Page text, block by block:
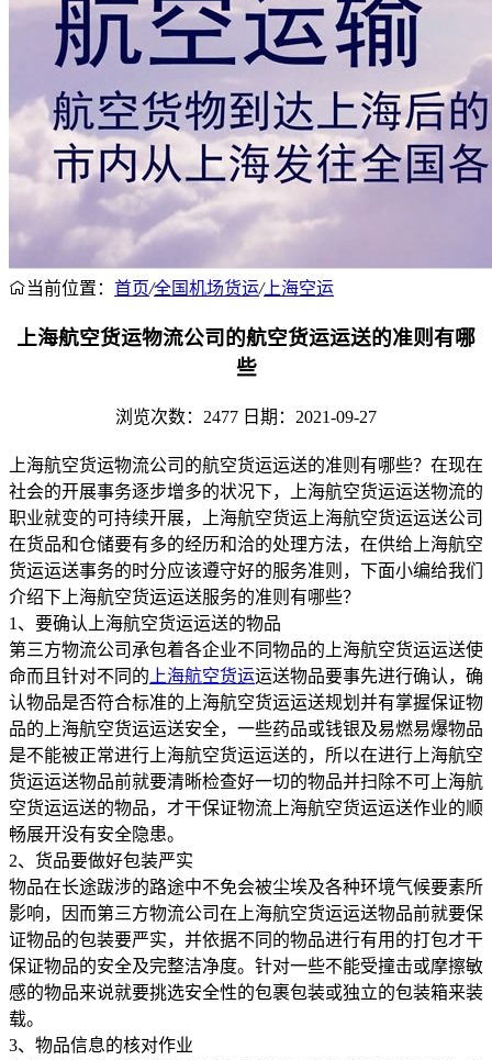
当前位置： 首页/全国机场货运/上海空运
上海航空货运物流公司的航空货运运送的准则有哪
些
浏览次数：2477 日期：2021-09-27
上海航空货运物流公司的航空货运运送的准则有哪些？在现在
社会的开展事务逐步增多的状况下，上海航空货运运送物流的
职业就变的可持续开展，上海航空货运上海航空货运运送公司
在货品和仓储要有多的经历和洽的处理方法，在供给上海航空
货运运送事务的时分应该遵守好的服务准则，下面小编给我们
介绍下上海航空货运运送服务的准则有哪些？
1、要确认上海航空货运运送的物品
第三方物流公司承包着各企业不同物品的上海航空货运运送使
命而且针对不同的 上海航空货运运送物品要事先进行确认，确
认物品是否符合标准的上海航空货运运送规划并有掌握保证物
品的上海航空货运运送安全，一些药品或钱银及易燃易爆物品
是不能被正常进行上海航空货运运送的，所以在进行上海航空
货运运送物品前就要清晰检查好一切的物品并扫除不可上海航
空货运运送的物品，才干保证物流上海航空货运运送作业的顺
畅展开没有安全隐患。
2、货品要做好包装严实
物品在长途跋涉的路途中不免会被尘埃及各种环境气候要素所
影响，因而第三方物流公司在上海航空货运运送物品前就要保
证物品的包装要严实，并依据不同的物品进行有用的打包才干
保证物品的安全及完整洁净度。针对一些不能受撞击或摩擦敏
感的物品来说就要挑选安全性的包裹包装或独立的包装箱来装
载。
3、物品信息的核对作业